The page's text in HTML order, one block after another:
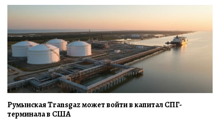
Румынская Transgaz может войти в капитал СПГ-
терминала в США